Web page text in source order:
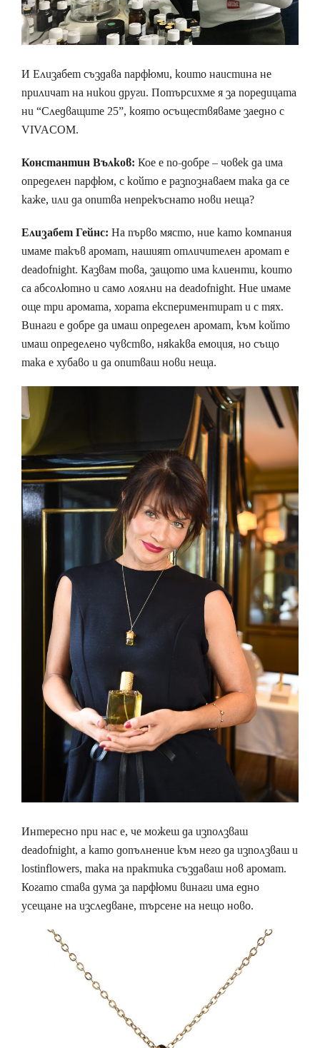
И Елизабет създава парфюми, които наистина не
приличат на никои други. Потърсихме я за поредицата
ни “Следващите 25”, която осъществяваме заедно с
VIVACOM.
Константин Вълков: Кое е по-добре – човек да има
определен парфюм, с който е разпознаваем така да се
каже, или да опитва непрекъснато нови неща?
Елизабет Гейнс: На първо място, ние като компания
имаме такъв аромат, нашият отличителен аромат е
deadofnight. Казвам това, защото има клиенти, които
са абсолютно и само лоялни на deadofnight. Ние имаме
още три аромата, хората експериментират и с тях.
Винаги е добре да имаш определен аромат, към който
имаш определено чувство, някаква емоция, но също
така е хубаво и да опитваш нови неща.
Интересно при нас е, че можеш да използваш
deadofnight, а като допълнение към него да използваш и
lostinflowers, така на практика създаваш нов аромат.
Когато става дума за парфюми винаги има едно
усещане на изследване, търсене на нещо ново.